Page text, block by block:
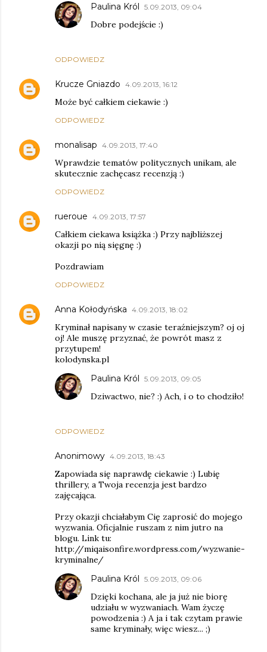
ODPOWIEDZ
Paulina Król 5.09.2013, 09:04
Dobre podejście :)
Krucze Gniazdo 4.09.2013, 16:12
Może być całkiem ciekawie :)
ODPOWIEDZ
monalisap 4.09.2013, 17:40
Wprawdzie tematów politycznych unikam, ale
skutecznie zachęcasz recenzją :)
ODPOWIEDZ
rueroue 4.09.2013, 17:57
Całkiem ciekawa książka :) Przy najbliższej
okazji po nią sięgnę :)
Pozdrawiam
ODPOWIEDZ
Anna Kołodyńska 4.09.2013, 18:02
Kryminał napisany w czasie teraźniejszym? oj oj
oj! Ale muszę przyznać, że powrót masz z
przytupem!
kolodynska.pl
ODPOWIEDZ
Paulina Król 5.09.2013, 09:05
Dziwactwo, nie? :) Ach, i o to chodziło!
Anonimowy 4.09.2013, 18:43
Zapowiada się naprawdę ciekawie :) Lubię
thrillery, a Twoja recenzja jest bardzo
zajęcająca.
Przy okazji chciałabym Cię zaprosić do mojego
wyzwania. Oficjalnie ruszam z nim jutro na
blogu. Link tu:
http://miqaisonfire.wordpress.com/wyzwanie-
kryminalne/
Paulina Król
5.09.2013, 09:06
Dzięki kochana, ale ja już nie biorę
udziału w wyzwaniach. Wam życzę
powodzenia :) A ja i tak czytam prawie
same kryminały, więc wiesz... ;)